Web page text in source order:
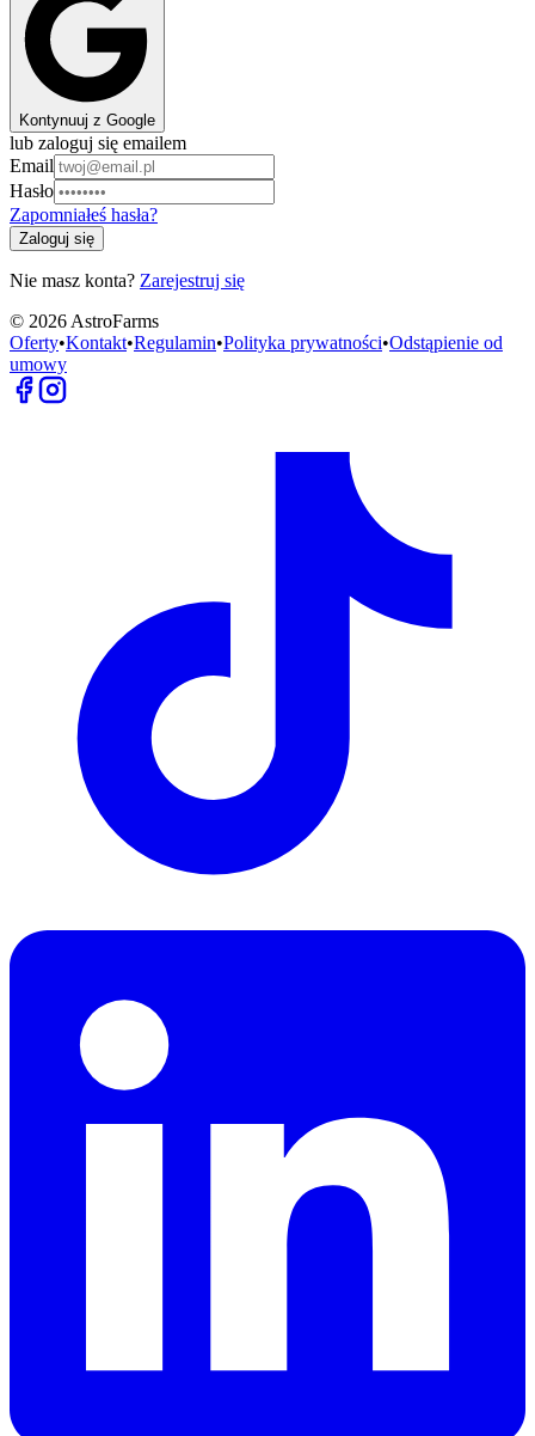
Kontynuuj z Google
lub zaloguj się emailem
Email
Hasło
Zapomniałeś hasła?
Zaloguj się
Nie masz konta? Zarejestruj się
© 2026 AstroFarms
Oferty•Kontakt•Regulamin•Polityka prywatności•Odstąpienie od
umowy